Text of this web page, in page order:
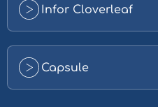
Infor Cloverleaf
Read
about
Infor
Cloverleaf
Capsule
Read